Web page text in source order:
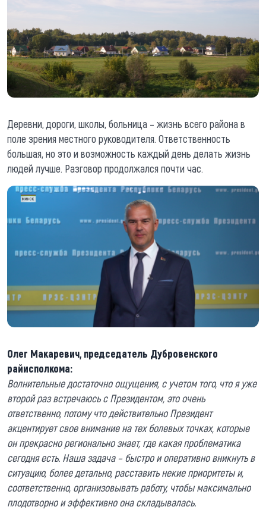
Деревни, дороги, школы, больница – жизнь всего района в
поле зрения местного руководителя. Ответственность
большая, но это и возможность каждый день делать жизнь
людей лучше. Разговор продолжался почти час.
Олег Макаревич, председатель Дубровенского
райисполкома:
Волнительные достаточно ощущения, с учетом того, что я уже
второй раз встречаюсь с Президентом, это очень
ответственно, потому что действительно Президент
акцентирует свое внимание на тех болевых точках, которые
он прекрасно регионально знает, где какая проблематика
сегодня есть. Наша задача – быстро и оперативно вникнуть в
ситуацию, более детально, расставить некие приоритеты и,
соответственно, организовывать работу, чтобы максимально
плодотворно и эффективно она складывалась.